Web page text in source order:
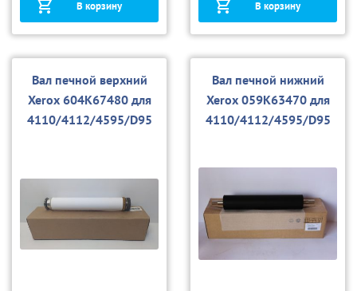
В корзину В корзину
Вал печной верхний
Xerox 604K67480 для
4110/4112/4595/D95
Вал печной нижний
Xerox 059K63470 для
4110/4112/4595/D95